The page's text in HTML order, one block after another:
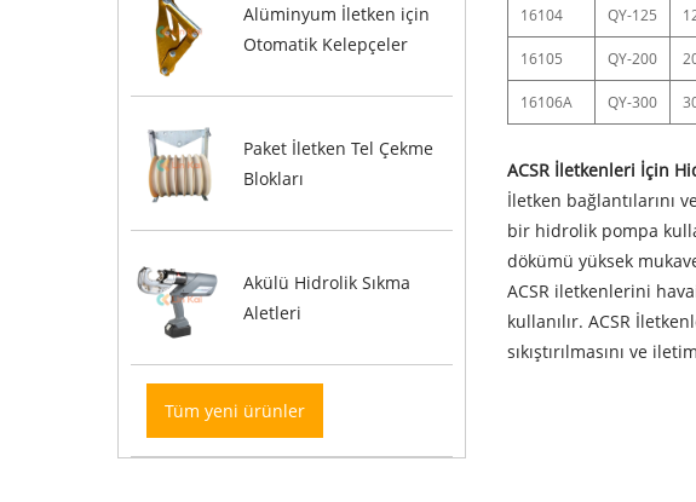
Alüminyum İletken için
Otomatik Kelepçeler
Paket İletken Tel Çekme
Blokları
Akülü Hidrolik Sıkma
Aletleri
Tüm yeni ürünler
16104 QY-125
16105 QY-200
16106A QY-300
ACSR İletkenleri İçin
İletken bağlantılarını
bir hidrolik pompa
dökümü yüksek
ACSR iletkenlerini
kullanılır. ACSR
sıkıştırılmasını ve